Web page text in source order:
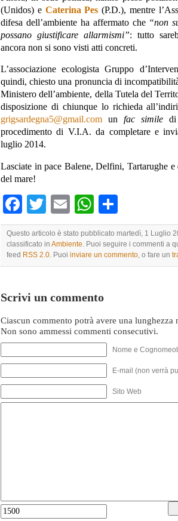
(Unidos) e Caterina Pes (P.D.), mentre
difesa dell’ambiente ha affermato che “non
possano giustificare allarmismi”: tutto
ancora non si sono visti atti concreti.
L’associazione ecologista Gruppo
quindi, chiesto una pronuncia di
Ministero dell’ambiente, della Tutela del
disposizione di chiunque lo richieda
grigsardegna5@gmail.com un fac similedi
procedimento di V.I.A. da completare e
luglio 2014.
Lasciate in pace Balene, Delfini, Tartarughe e
del mare!
Facebook
TwitterEmailWhatsApp
Questo articolo è stato pubblicato martedì, 1 Luglio
classificato in Ambiente . Puoi seguire i commenti a
feed RSS 2.0 . Puoi inviare un commento , o fare un
Scrivi un commento
Ciascun commento potrà avere una lunghezza
Non sono ammessi commenti consecutivi.
Nome e
E-mail (non verrà
Sito Web